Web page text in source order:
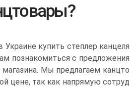
купить степлер канцеля
познакомиться с предложения
Мы предлагаем канцто
цене, так как напрямую сотруд